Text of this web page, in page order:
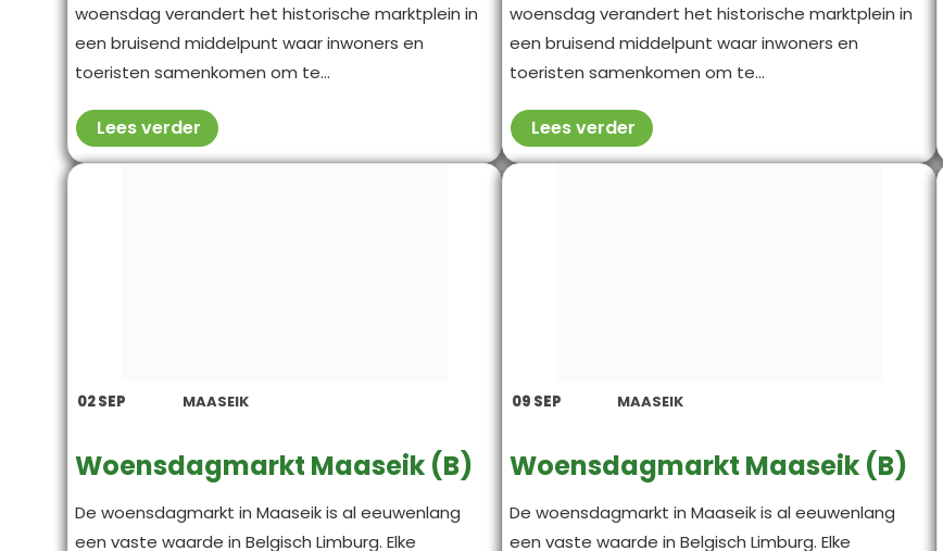
woensdag verandert het historische marktplein in
een bruisend middelpunt waar inwoners en
toeristen samenkomen om te...
Lees verder
woensdag verandert het historische marktplein in
een bruisend middelpunt waar inwoners en
toeristen samenkomen om te...
Lees verder
02SEP MAASEIK
Woensdagmarkt Maaseik (B)
De woensdagmarkt in Maaseik is al eeuwenlang
een vaste waarde in Belgisch Limburg. Elke
09 SEP MAASEIK
Woensdagmarkt Maaseik (B)
De woensdagmarkt in Maaseik is al eeuwenlang
een vaste waarde in Belgisch Limburg. Elke